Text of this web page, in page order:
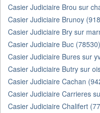
Casier Judiciaire Brou sur
Casier Judiciaire Brunoy
Casier Judiciaire Bry sur
Casier Judiciaire Buc (78530)
Casier Judiciaire Bures sur
Casier Judiciaire Butry sur
Casier Judiciaire Cachan
Casier Judiciaire Carrieres
Casier Judiciaire Chalifert